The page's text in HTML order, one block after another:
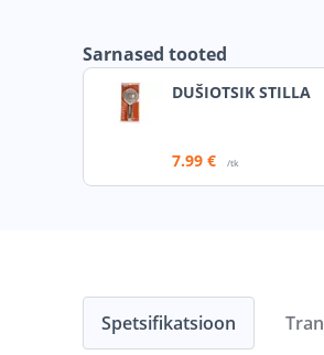
Sarnased tooted
DUŠIOTSIK STILLA
7.99 € /tk
Spetsifikatsioon